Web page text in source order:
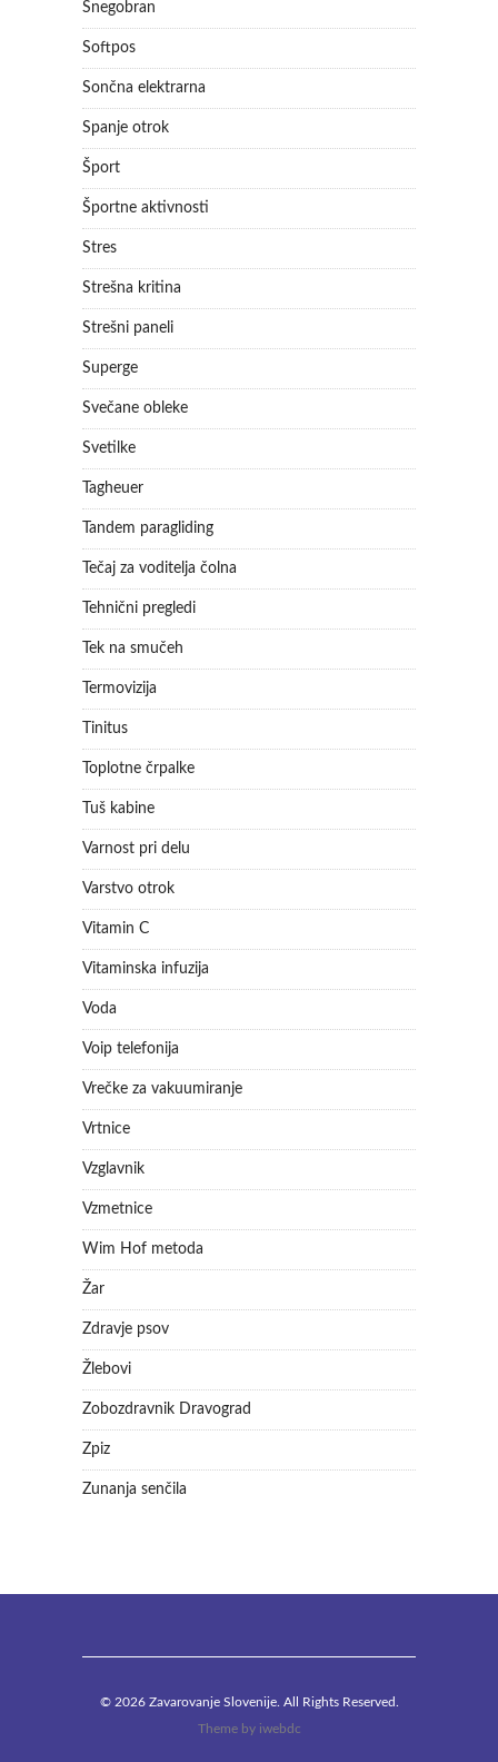
Snegobran
Softpos
Sončna elektrarna
Spanje otrok
Šport
Športne aktivnosti
Stres
Strešna kritina
Strešni paneli
Superge
Svečane obleke
Svetilke
Tagheuer
Tandem paragliding
Tečaj za voditelja čolna
Tehnični pregledi
Tek na smučeh
Termovizija
Tinitus
Toplotne črpalke
Tuš kabine
Varnost pri delu
Varstvo otrok
Vitamin C
Vitaminska infuzija
Voda
Voip telefonija
Vrečke za vakuumiranje
Vrtnice
Vzglavnik
Vzmetnice
Wim Hof metoda
Žar
Zdravje psov
Žlebovi
Zobozdravnik Dravograd
Zpiz
Zunanja senčila
© 2026 Zavarovanje Slovenije. All Rights Reserved.
Theme by iwebdc